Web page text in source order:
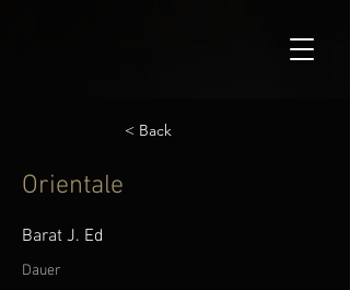
< Back
Orientale
Barat J. Ed
Dauer